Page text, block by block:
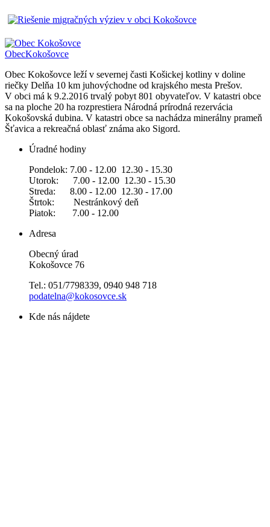
ObecKokošovce
Obec Kokošovce leží v severnej časti Košickej kotliny v doline
riečky Delňa 10 km juhovýchodne od krajského mesta Prešov.
V obci má k 9.2.2016 trvalý pobyt 801 obyvateľov. V katastri obce
sa na ploche 20 ha rozprestiera Národná prírodná rezervácia
Kokošovská dubina. V katastri obce sa nachádza minerálny prameň
Šťavica a rekreačná oblasť známa ako Sigord.
Úradné hodiny
Pondelok: 7.00 - 12.00 12.30 - 15.30
Utorok: 7.00 - 12.00 12.30 - 15.30
Streda: 8.00 - 12.00 12.30 - 17.00
Štrtok: Nestránkový deň
Piatok: 7.00 - 12.00
Adresa
Obecný úrad
Kokošovce 76
Tel.: 051/7798339, 0940 948 718
podatelna@kokosovce.sk
Kde nás nájdete